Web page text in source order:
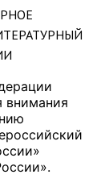
внимания